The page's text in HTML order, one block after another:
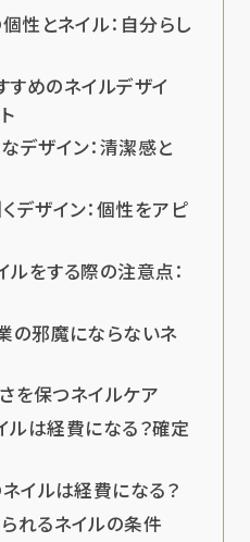
個性とネイル：自分らし
すめのネイルデザイ
デザイン：清潔感と
デザイン：個性をアピ
ルをする際の注意点：
の邪魔にならないネ
を保つネイルケア
ルは経費になる？確定
ネイルは経費になる？
れるネイルの条件